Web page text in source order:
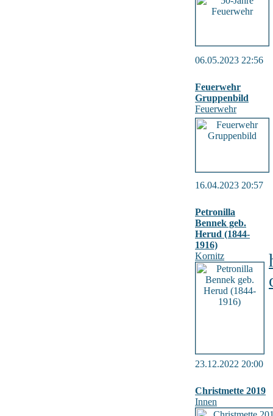
06.05.2023 22:56
Feuerwehr
Gruppenbild
Feuerwehr
16.04.2023 20:57
Petronilla
Bennek geb.
Herud (1844-
1916)
Kornitz
23.12.2022 20:00
Christmette 2019
Innen